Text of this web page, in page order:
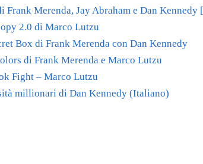
Frank Merenda, Jay Abraham e Dan
2.0 di Marco Lutzu
Box di Frank Merenda con Dan Kennedy
di Frank Merenda e Marco Lutzu
Fight – Marco Lutzu
millionari di Dan Kennedy (Italiano)